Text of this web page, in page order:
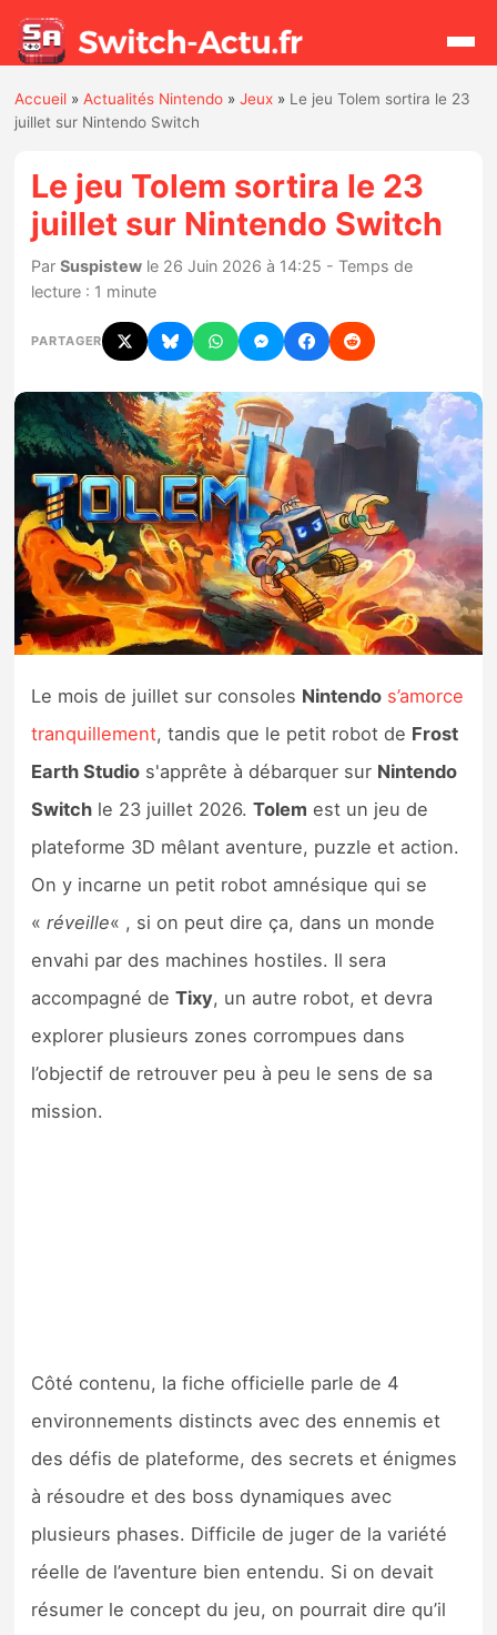
Actualités
Jeux
Hardware
Chiffres de ventes
Rumeurs
Nintendo Direct
Tests et previews
Tests de jeux
Tests d’accessoires
Autres tests
Précommandes
Précommandes jeux Switch 2
Sorties de jeux
Bons plans
Accueil »Actualités Nintendo »Jeux » Le jeu Tolem sortira le 23
juillet sur Nintendo Switch
Le jeu Tolem sortira le 23
juillet sur Nintendo Switch
ParSuspistew le 26 Juin 2026 à 14:25 - Temps de
lecture : 1 minute
PARTAGER
Le mois de juillet sur consoles Nintendo s’amorce
tranquillement, tandis que le petit robot de Frost
Earth Studio s'apprête à débarquer sur Nintendo
Switch le 23 juillet 2026.Tolem est un jeu de
plateforme 3D mêlant aventure, puzzle et action.
On y incarne un petit robot amnésique qui se
«réveille« , si on peut dire ça, dans un monde
envahi par des machines hostiles. Il sera
accompagné deTixy, un autre robot, et devra
explorer plusieurs zones corrompues dans
l’objectif de retrouver peu à peu le sens de sa
mission.
Côté contenu, la fiche officielle parle de 4
environnements distincts avec des ennemis et
des défis de plateforme, des secrets et énigmes
à résoudre et des boss dynamiques avec
plusieurs phases. Difficile de juger de la variété
réelle de l’aventure bien entendu. Si on devait
résumer le concept du jeu, on pourrait dire qu’il